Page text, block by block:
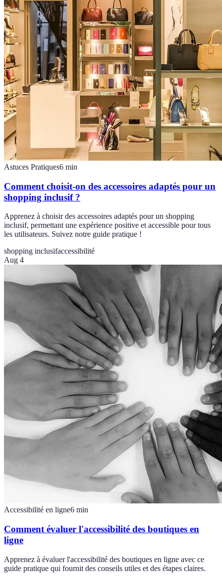
Astuces Pratiques6 min
Comment choisit-on des accessoires adaptés pour un
shopping inclusif ?
Apprenez à choisir des accessoires adaptés pour un shopping
inclusif, permettant une expérience positive et accessible pour tous
les utilisateurs. Suivez notre guide pratique !
shopping inclusifaccessibilité
Aug 4
Accessibilité en ligne6 min
Comment évaluer l'accessibilité des boutiques en
ligne
Apprenez à évaluer l'accessibilité des boutiques en ligne avec ce
guide pratique qui fournit des conseils utiles et des étapes claires.